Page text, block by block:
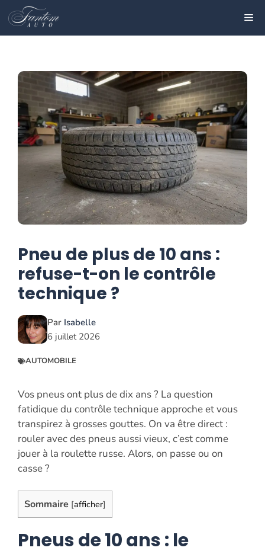
au
contenu
Pneu de plus de 10 ans :
refuse-t-on le contrôle
technique ?
Par Isabelle
6 juillet 2026
AUTOMOBILE
Vos pneus ont plus de dix ans ? La question
fatidique du contrôle technique approche et vous
transpirez à grosses gouttes. On va être direct :
rouler avec des pneus aussi vieux, c’est comme
jouer à la roulette russe. Alors, on passe ou on
casse ?
Sommaire [afficher]
Pneus de 10 ans : le